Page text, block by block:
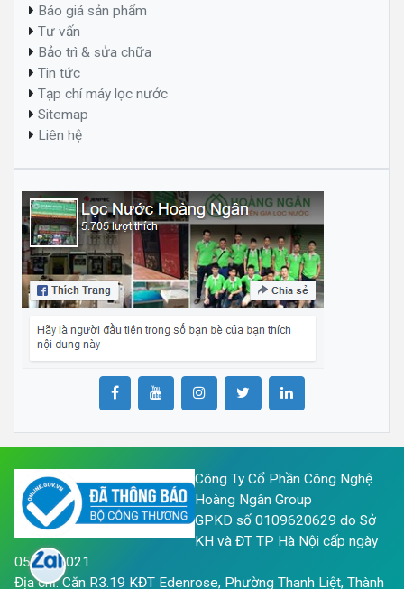
Báo giá sản phẩm
Tư vấn
Bảo trì & sửa chữa
Tin tức
Tạp chí máy lọc nước
Sitemap
Liên hệ
Công Ty Cổ Phần Công Nghệ
Hoàng Ngân Group
GPKD số 0109620629 do Sở
KH và ĐT TP Hà Nội cấp ngày
05/05/2021
Địa chỉ: Căn R3.19 KĐT Edenrose, Phường Thanh Liệt, Thành